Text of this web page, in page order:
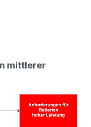
mittlerer